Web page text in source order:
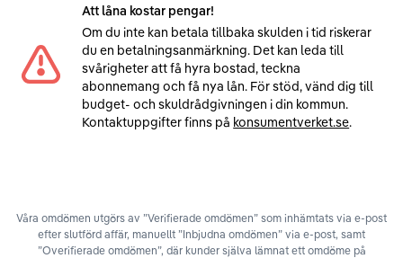
Att låna kostar pengar!
Om du inte kan betala tillbaka skulden i tid riskerar
du en betalningsanmärkning. Det kan leda till
svårigheter att få hyra bostad, teckna
abonnemang och få nya lån. För stöd, vänd dig till
budget- och skuldrådgivningen i din kommun.
Kontaktuppgifter finns på konsumentverket.se.
Våra omdömen utgörs av ”Verifierade omdömen” som inhämtats via e-post
efter slutförd affär, manuellt ”Inbjudna omdömen” via e-post, samt
”Overifierade omdömen”, där kunder själva lämnat ett omdöme på